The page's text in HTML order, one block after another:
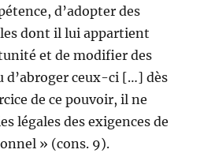
d’adopter des
dont il lui appartient
et de modifier des
d’abroger ceux-ci […] dès
de ce pouvoir, il ne
légales des exigences de
» (cons. 9).